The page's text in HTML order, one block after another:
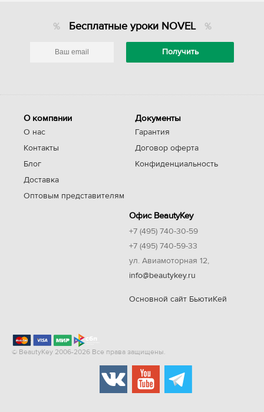
Бесплатные уроки NOVEL
О компании
О нас
Контакты
Блог
Доставка
Оптовым представителям
Документы
Гарантия
Договор оферта
Конфиденциальность
Офис BeautyKey
+7 (495) 740-30-59
+7 (495) 740-59-33
ул. Авиамоторная 12,
info@beautykey.ru
Основной сайт БьютиКей
© BeautyKey 2006-2026 Все права защищены.